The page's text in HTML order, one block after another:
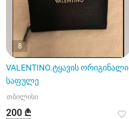
8
VALENTINO.ტყავის ორიგინალი
საფულე
თბილისი
200 ₾